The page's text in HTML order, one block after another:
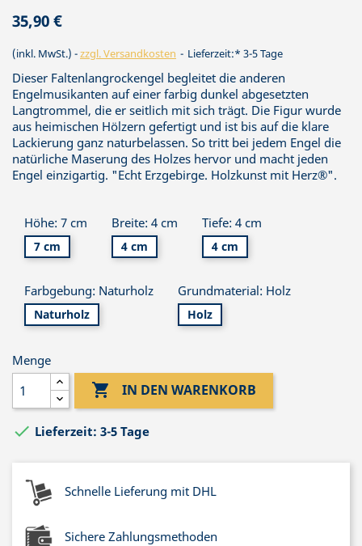
35,90 €
(inkl. MwSt.) zzgl. Versandkosten Lieferzeit:* 3-5 Tage
Dieser Faltenlangrockengel begleitet die anderen
Engelmusikanten auf einer farbig dunkel abgesetzten
Langtrommel, die er seitlich mit sich trägt. Die Figur wurde
aus heimischen Hölzern gefertigt und ist bis auf die klare
Lackierung ganz naturbelassen. So tritt bei jedem Engel die
natürliche Maserung des Holzes hervor und macht jeden
Engel einzigartig. "Echt Erzgebirge. Holzkunst mit Herz®".
Höhe: 7 cm
7 cm
Breite: 4 cm
4 cm
Tiefe: 4 cm
4 cm
Farbgebung: Naturholz
Naturholz
Grundmaterial: Holz
Holz
Menge
 IN DEN WARENKORB
 Lieferzeit: 3-5 Tage
Schnelle Lieferung mit DHL
Sichere Zahlungsmethoden